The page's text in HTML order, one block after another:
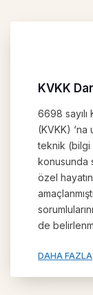
KVKK
6698 sayılı
(KVKK)
teknik (bilgi
konusunda
özel
de
DAHA FAZLA